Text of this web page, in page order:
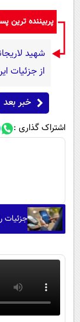
پربیننده
شهید
از جزئیات
خبر بعد
اشتراک گذاری :
جزئیات